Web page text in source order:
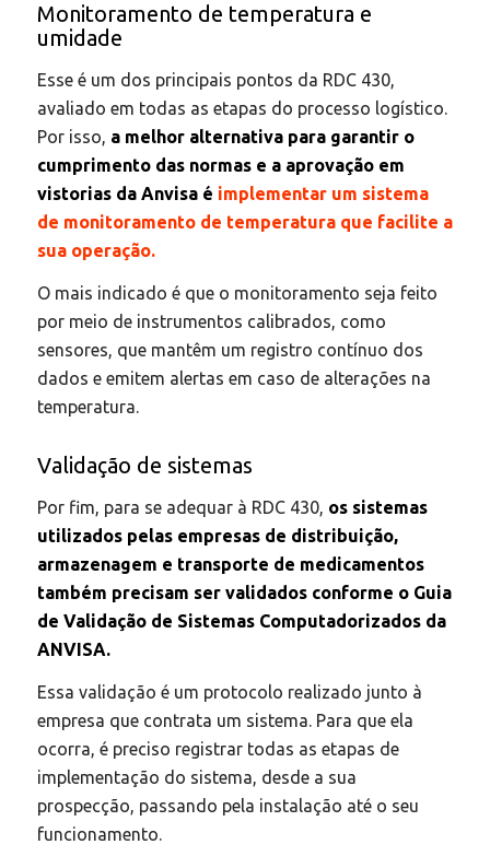
Monitoramento de temperatura e
umidade
Esse é um dos principais pontos da RDC 430,
avaliado em todas as etapas do processo logístico.
Por isso, a melhor alternativa para garantir o
cumprimento das normas e a aprovação em
vistorias da Anvisa é implementar um sistema
de monitoramento de temperatura que facilite a
sua operação.
O mais indicado é que o monitoramento seja feito
por meio de instrumentos calibrados, como
sensores, que mantêm um registro contínuo dos
dados e emitem alertas em caso de alterações na
temperatura.
Validação de sistemas
Por fim, para se adequar à RDC 430, os sistemas
utilizados pelas empresas de distribuição,
armazenagem e transporte de medicamentos
também precisam ser validados conforme o Guia
de Validação de Sistemas Computadorizados da
ANVISA.
Essa validação é um protocolo realizado junto à
empresa que contrata um sistema. Para que ela
ocorra, é preciso registrar todas as etapas de
implementação do sistema, desde a sua
prospecção, passando pela instalação até o seu
funcionamento.